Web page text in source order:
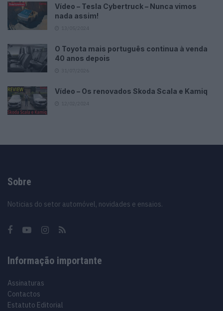
Vídeo – Tesla Cybertruck – Nunca vimos
nada assim!
O Toyota mais português continua à venda
40 anos depois
Vídeo – Os renovados Skoda Scala e Kamiq
Sobre
Noticias do setor automóvel, novidades e ensaios.
Informação importante
Assinaturas
Contactos
Estatuto Editorial